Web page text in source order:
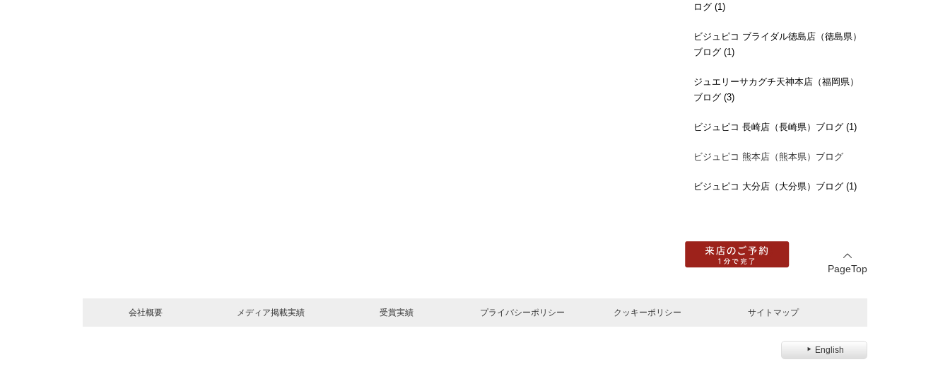
ログ (1)
ビジュピコ ブライダル徳島店（徳島県）
ブログ (1)
ジュエリーサカグチ天神本店（福岡県）
ブログ (3)
ビジュピコ 長崎店（長崎県）ブログ (1)
ビジュピコ 熊本店（熊本県）ブログ
ビジュピコ 大分店（大分県）ブログ (1)
PageTop
会社概要 メディア掲載実績 受賞実績 プライバシーポリシー クッキーポリシー サイトマップ
English